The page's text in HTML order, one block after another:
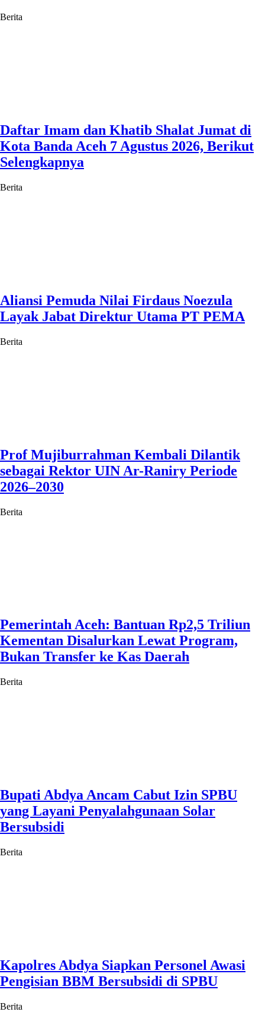
Berita
Daftar Imam dan Khatib Shalat Jumat di
Kota Banda Aceh 7 Agustus 2026, Berikut
Selengkapnya
Berita
Aliansi Pemuda Nilai Firdaus Noezula
Layak Jabat Direktur Utama PT PEMA
Berita
Prof Mujiburrahman Kembali Dilantik
sebagai Rektor UIN Ar-Raniry Periode
2026–2030
Berita
Pemerintah Aceh: Bantuan Rp2,5 Triliun
Kementan Disalurkan Lewat Program,
Bukan Transfer ke Kas Daerah
Berita
Bupati Abdya Ancam Cabut Izin SPBU
yang Layani Penyalahgunaan Solar
Bersubsidi
Berita
Kapolres Abdya Siapkan Personel Awasi
Pengisian BBM Bersubsidi di SPBU
Berita